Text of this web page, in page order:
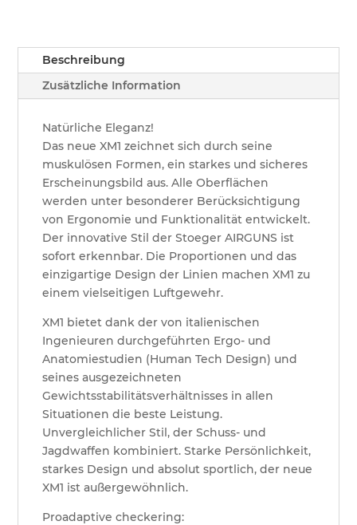
Beschreibung
Zusätzliche Information
Natürliche Eleganz!
Das neue XM1 zeichnet sich durch seine
muskulösen Formen, ein starkes und sicheres
Erscheinungsbild aus. Alle Oberflächen
werden unter besonderer Berücksichtigung
von Ergonomie und Funktionalität entwickelt.
Der innovative Stil der Stoeger AIRGUNS ist
sofort erkennbar. Die Proportionen und das
einzigartige Design der Linien machen XM1 zu
einem vielseitigen Luftgewehr.
XM1 bietet dank der von italienischen
Ingenieuren durchgeführten Ergo- und
Anatomiestudien (Human Tech Design) und
seines ausgezeichneten
Gewichtsstabilitätsverhältnisses in allen
Situationen die beste Leistung.
Unvergleichlicher Stil, der Schuss- und
Jagdwaffen kombiniert. Starke Persönlichkeit,
starkes Design und absolut sportlich, der neue
XM1 ist außergewöhnlich.
Proadaptive checkering: